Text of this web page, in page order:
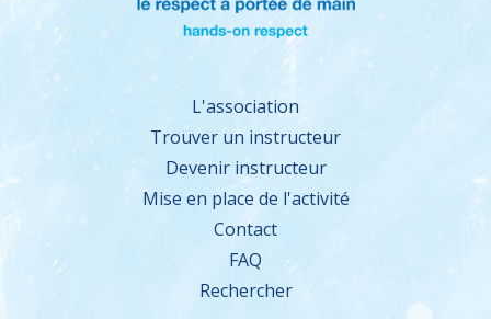
L'association
Trouver un instructeur
Devenir instructeur
Mise en place de l'activité
Contact
FAQ
Rechercher